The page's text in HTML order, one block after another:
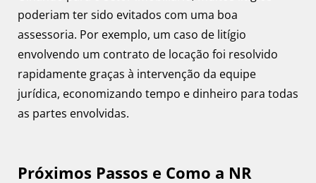
poderiam ter sido evitados com uma boa
assessoria. Por exemplo, um caso de litígio
envolvendo um contrato de locação foi resolvido
rapidamente graças à intervenção da equipe
jurídica, economizando tempo e dinheiro para todas
as partes envolvidas.
Próximos Passos e Como a NR